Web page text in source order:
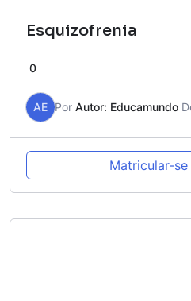
Esquizofrenia
0
AE Por Autor: Educamundo
Matricular-